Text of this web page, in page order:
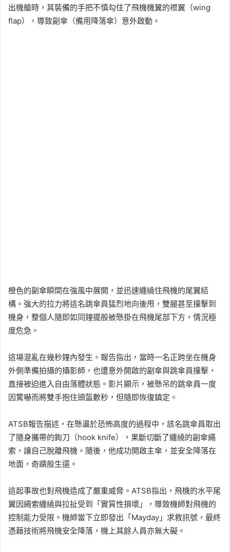
出機艙時，其裝備的手把不慎勾住了飛機機翼的襟翼（wing
flap），導致副傘（備用降落傘）意外啟動。
橙色的副傘瞬間在強風中展開，並迅速纏繞住飛機的尾翼結
構。強大的拉力將這名跳傘員猛烈地向後甩，雙腿甚至撞擊到
機身，整個人隨即如同鐘擺般被懸掛在飛機尾部下方，情況極
度危急。
這場混亂在幾秒鐘內發生。報告指出，當時一名正跨坐在機身
外側準備拍攝的攝影師，也遭意外開啟的副傘與跳傘員撞擊，
直接被迫進入自由落體狀態。影片顯示，被懸吊的跳傘員一度
因驚嚇而將雙手抱住頭盔數秒，但隨即恢復鎮定。
ATSB報告描述，在懸盪於恐怖高度的過程中，該名跳傘員取出
了隨身攜帶的鉤刀（hook knife），果斷切斷了纏繞的副傘繩
索，讓自己脫離飛機。隨後，他成功開啟主傘，並安全降落在
地面，奇蹟般生還。
這起事故也對飛機造成了嚴重威脅。ATSB指出，飛機的水平尾
翼因繩索纏繞與拉扯受到「實質性損壞」，導致機師對飛機的
控制能力受限。機師當下立即發出「Mayday」求救訊號，最終
憑藉技術將飛機安全降落，機上其餘人員亦無大礙。